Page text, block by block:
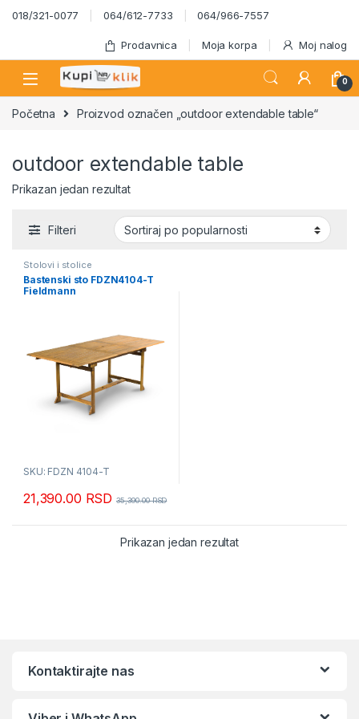
Skip to navigation
Skip to content
018/321-0077 064/612-7733 064/966-7557
Prodavnica Moja korpa Moj nalog
0
Početna Proizvod označen „outdoor extendable table“
outdoor extendable table
Prikazan jedan rezultat
Filteri
Stolovi i stolice
Bastenski sto FDZN4104-T
Fieldmann
SKU: FDZN 4104-T
21,390.00 RSD 35,390.00RSD
Prikazan jedan rezultat
Kontaktirajte nas